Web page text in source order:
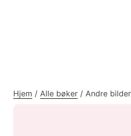
Hjem / Alle bøker / Andre